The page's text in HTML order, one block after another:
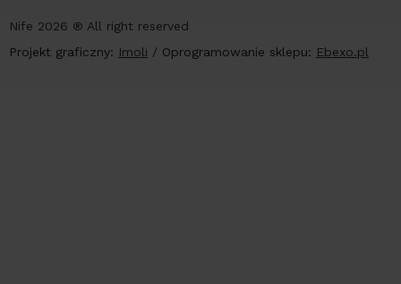
Nife 2026 ® All right reserved
Projekt graficzny: Imoli / Oprogramowanie sklepu: Ebexo.pl